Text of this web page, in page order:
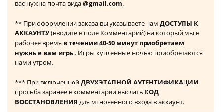
вас нужна почта вида@gmail.com.
** При оформлении заказа вы указываете нам ДОСТУПЫ К
АККАУНТУ(вводите в поле Комментарий) на который мы в
рабочее время в течении 40-50 минут приобретаем
нужные вам игры. Игры купленные ночью приобретаются
нами утром.
*** При включеннойДВУХЭТАПНОЙ АУТЕНТИФИКАЦИИ
просьба заранее в комментарии выслать КОД
ВОССТАНОВЛЕНИЯ для мгновенного входа в аккаунт.